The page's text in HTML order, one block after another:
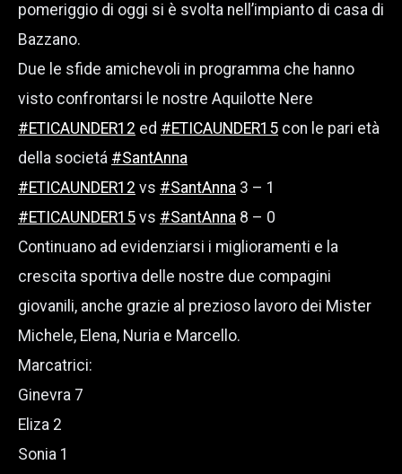
pomeriggio di oggi si è svolta nell’impianto di casa di
Bazzano.
Due le sfide amichevoli in programma che hanno
visto confrontarsi le nostre Aquilotte Nere
#ETICAUNDER12 ed #ETICAUNDER15 con le pari età
della societá #SantAnna
#ETICAUNDER12 vs #SantAnna 3 – 1
#ETICAUNDER15 vs #SantAnna 8 – 0
Continuano ad evidenziarsi i miglioramenti e la
crescita sportiva delle nostre due compagini
giovanili, anche grazie al prezioso lavoro dei Mister
Michele, Elena, Nuria e Marcello.
Marcatrici:
Ginevra 7
Eliza 2
Sonia 1